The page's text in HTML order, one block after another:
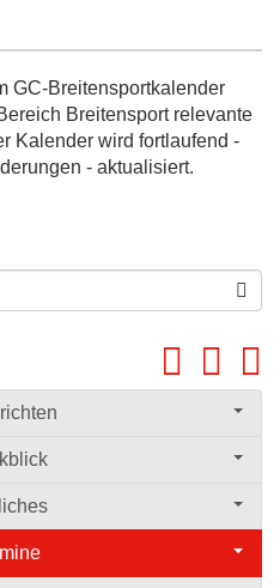
GC-Breitensportkalender
Breitensport relevante
Kalender wird fortlaufend -
- aktualisiert.